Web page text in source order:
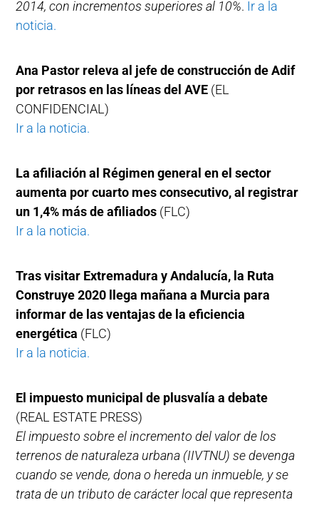
2014, con incrementos superiores al 10%. Ir a la
noticia.
Ana Pastor releva al jefe de construcción de Adif
por retrasos en las líneas del AVE (EL
CONFIDENCIAL)
Ir a la noticia.
La afiliación al Régimen general en el sector
aumenta por cuarto mes consecutivo, al registrar
un 1,4% más de afiliados (FLC)
Ir a la noticia.
Tras visitar Extremadura y Andalucía, la Ruta
Construye 2020 llega mañana a Murcia para
informar de las ventajas de la eficiencia
energética (FLC)
Ir a la noticia.
El impuesto municipal de plusvalía a debate
(REAL ESTATE PRESS)
El impuesto sobre el incremento del valor de los
terrenos de naturaleza urbana (IIVTNU) se devenga
cuando se vende, dona o hereda un inmueble, y se
trata de un tributo de carácter local que representa